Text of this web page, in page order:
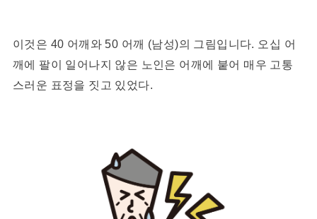
이것은 40 어깨와 50 어깨 (남성)의 그림입니다. 오십 어
깨에 팔이 일어나지 않은 노인은 어깨에 붙어 매우 고통
스러운 표정을 짓고 있었다.